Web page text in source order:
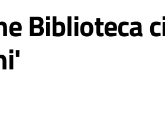
Biblioteca